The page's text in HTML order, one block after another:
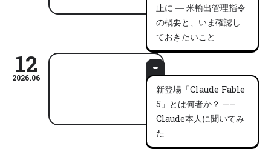
止に ― 米輸出管理指令
の概要と、いま確認し
ておきたいこと
12
2026.06
新登場「Claude Fable
5」とは何者か？ ——
Claude本人に聞いてみ
た